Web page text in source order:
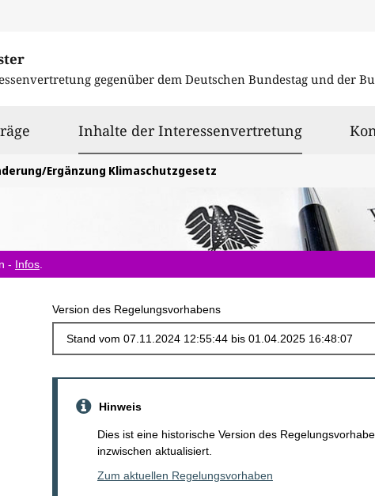
gegenüber dem Deutschen Bundestag und der
Inhalte der Interessenvertretung
Ergänzung Klimaschutzgesetz
- Infos
Version des Regelungsvorhabens
Hinweis
Dies ist eine historische Version des
inzwischen aktualisiert.
Zum aktuellen Regelungsvorhaben